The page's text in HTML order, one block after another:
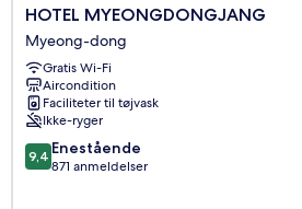
HOTEL
MYEONGDONGJANG
Myeong-
dong
HOTEL MYEONGDONGJANG
Myeong-dong
Gratis Wi-Fi
Aircondition
Faciliteter til tøjvask
Ikke-ryger
9.4
ud
9,4 Enestående
871 anmeldelser